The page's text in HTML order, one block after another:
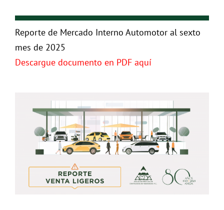
Reporte de Mercado Interno Automotor al sexto
mes de 2025
Descargue documento en PDF aquí